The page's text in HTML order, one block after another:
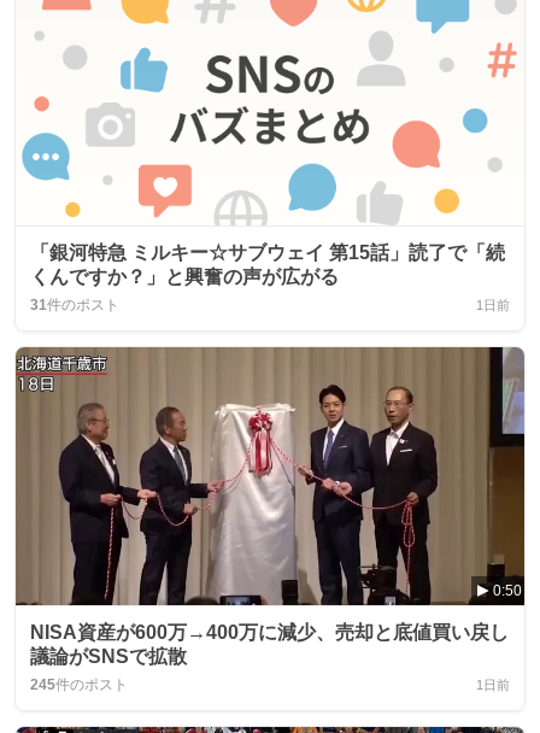
「銀河特急 ミルキー☆サブウェイ 第15話」読了で「続
くんですか？」と興奮の声が広がる
31件のポスト 1日前
0:50
NISA資産が600万→400万に減少、売却と底値買い戻し
議論がSNSで拡散
245件のポスト 1日前